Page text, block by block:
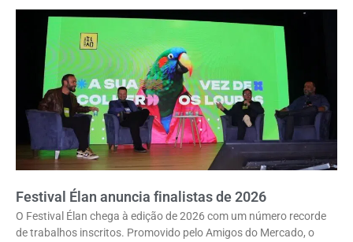
Festival Élan anuncia finalistas de 2026
O Festival Élan chega à edição de 2026 com um número recorde
de trabalhos inscritos. Promovido pelo Amigos do Mercado, o